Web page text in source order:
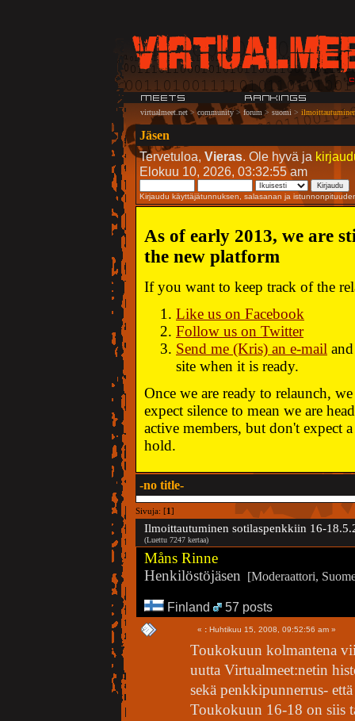
virtualmeet.net>community> forum > suomi >
Jäsen
Tervetuloa, Vieras. Ole hyvä ja
Elokuu 10, 2026, 03:32:55 am
Kirjaudu käyttäjätunnuksen, salasanan ja
As of early 2013, we are
the new platform
If you want to keep track of the
Like us on Facebook
Follow us on Twitter
Send me (Kris) an e-mail
site when it is ready.
Once we are ready to relaunch,
expect silence to mean we are
active members, but don't expect
hold.
-no title-
Sivuja: [1]
Ilmoittautuminen sotilaspenkkiin 16-
(Luettu 7247 kertaa)
Måns Rinne
Henkilöstöjäsen [Moderaattori,
Finland 57 posts
« : Huhtikuu 15, 2008, 09:52:56 am »
Toukokuun kolmantena
uutta Virtualmeet:netin
sekä penkkipunnerrus-
Toukokuun 16-18 on siis